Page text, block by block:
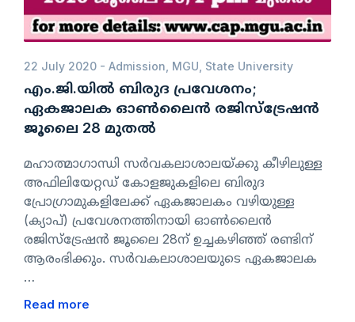
22 July 2020 - Admission MGU State University
എം.ജി.യിൽ ബിരുദ പ്രവേശനം;
ഏകജാലക ഓൺലൈൻ രജിസ്‌ട്രേഷൻ
ജൂലൈ 28 മുതൽ
മഹാത്മാഗാന്ധി സർവകലാശാലയ്ക്കു കീഴിലുള്ള
അഫിലിയേറ്റഡ് കോളജുകളിലെ ബിരുദ
പ്രോഗ്രാമുകളിലേക്ക് ഏകജാലകം വഴിയുള്ള
(ക്യാപ്) പ്രവേശനത്തിനായി ഓൺലൈൻ
രജിസ്‌ട്രേഷൻ ജൂലൈ 28ന് ഉച്ചകഴിഞ്ഞ് രണ്ടിന്
ആരംഭിക്കും. സർവകലാശാലയുടെ ഏകജാലക
…
Read more